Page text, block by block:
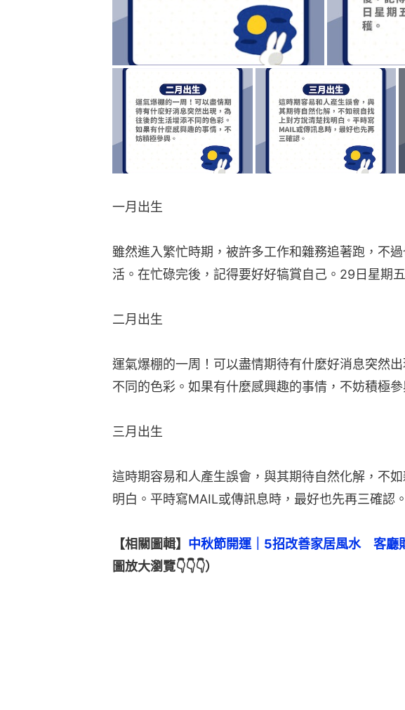
一月出生
雖然進入繁忙時期，被許多工作和雜務追著跑，不
活。在忙碌完後，記得要好好犒賞自己。29日星期
二月出生
運氣爆棚的一周！可以盡情期待有什麼好消息突然
不同的色彩。如果有什麼感興趣的事情，不妨積極參
三月出生
這時期容易和人產生誤會，與其期待自然化解，不
明白。平時寫MAIL或傳訊息時，最好也先再三確認。
【相關圖輯】 中秋節開運｜5招改善家居風水　客廳
圖放大瀏覽👇👇👇）